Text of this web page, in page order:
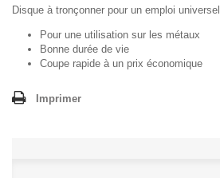
Disque à tronçonner pour un emploi universel.
Pour une utilisation sur les métaux
Bonne durée de vie
Coupe rapide à un prix économique
Imprimer